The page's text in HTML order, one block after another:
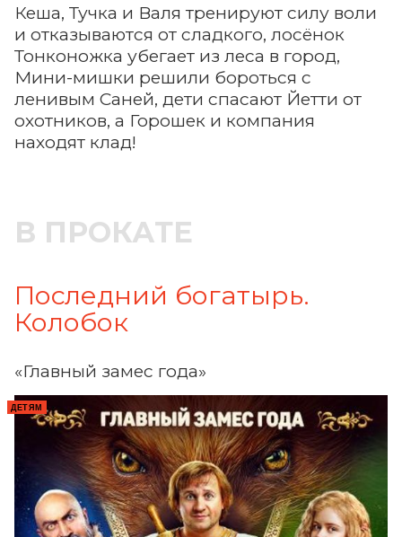
Кеша, Тучка и Валя тренируют силу воли
и отказываются от сладкого, лосёнок
Тонконожка убегает из леса в город,
Мини-мишки решили бороться с
ленивым Саней, дети спасают Йетти от
охотников, а Горошек и компания
находят клад!
В ПРОКАТЕ
Последний богатырь.
Колобок
«Главный замес года»
ДЕТЯМ